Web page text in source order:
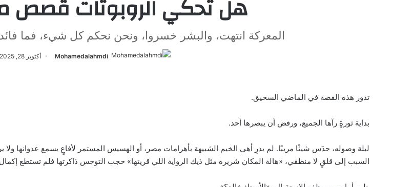
هل تحكي الروبوتات قصص
المعركة انتهت، والبشر خسروا، ونحن نحكم كل شيء، فما
Mohamedalahmdi أكتوبر 28, 2025
تدور هذه القصة في الماضي السحيق.
بداية ثورةٍ رآها الجميع، ورفض أن يبصرها أحد.
ليلة وصوله، حدَس شيئًا مريبًا. لم يدرِ أهي الخيم الشبيهة بأهرامات مصر، أو الهسيس المستمر لأفاعٍ يسمع عدوانها
السبب إلى قلقٍ لا منطقي، «هالة المكان شريرة مثل ذيك الرواية اللي قريتها» حجب التوجس ذاكرتها فلم تستطع إكمال